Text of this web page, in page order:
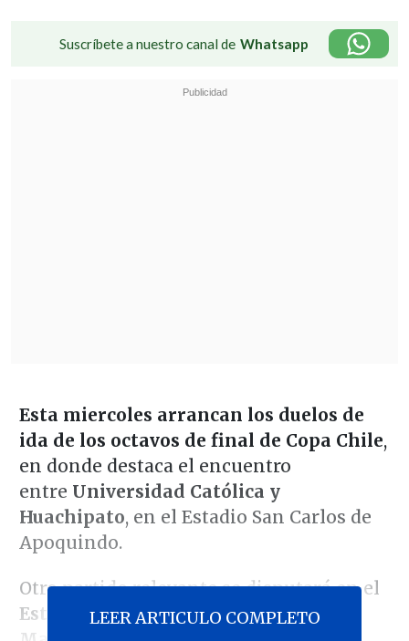
Suscríbete a nuestro canal de Whatsapp
Esta miercoles arrancan los duelos de
ida de los octavos de final de Copa Chile,
en donde destaca el encuentro
entre Universidad Católica y
Huachipato, en el Estadio San Carlos de
Apoquindo.
Otro partido relevante se disputará en el
Estadio "Carlos Dittborn", puesSan
LEER ARTICULO COMPLETO